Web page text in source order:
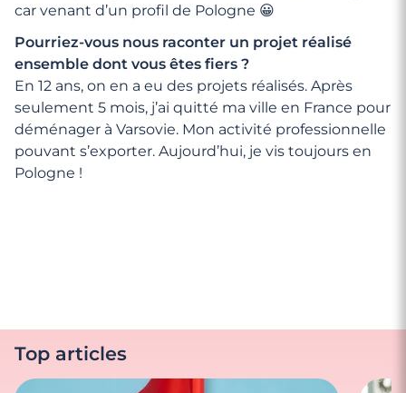
car venant d’un profil de Pologne 😀
Pourriez-vous nous raconter un projet réalisé
ensemble dont vous êtes fiers ?
En 12 ans, on en a eu des projets réalisés. Après
seulement 5 mois, j’ai quitté ma ville en France pour
déménager à Varsovie. Mon activité professionnelle
pouvant s’exporter. Aujourd’hui, je vis toujours en
Pologne !
Top articles